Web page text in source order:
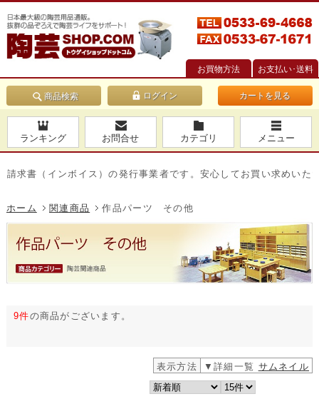
お買物方法 お支払い･送料
商品検索 カートを見る
ランキング お問合せ カテゴリ メニュー
（インボイス）の発行事業者です。安心してお買い求めいただけ
ホーム 関連商品 作品パーツ その他
9件の商品がございます。
表示方法 ▼詳細一覧 サムネイル